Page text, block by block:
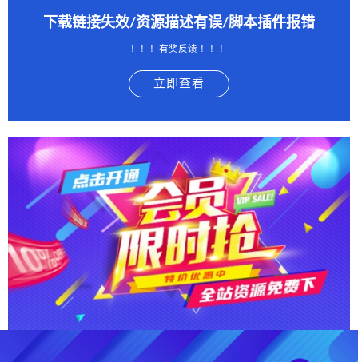
下载链接失效/资源描述有误/脚本插件报错
！！！有奖反馈 ！！！
立即查看